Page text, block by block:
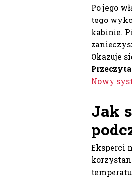
Po jego
tego
kabinie.
Okazuje
Nowy
Jak
Eksperci